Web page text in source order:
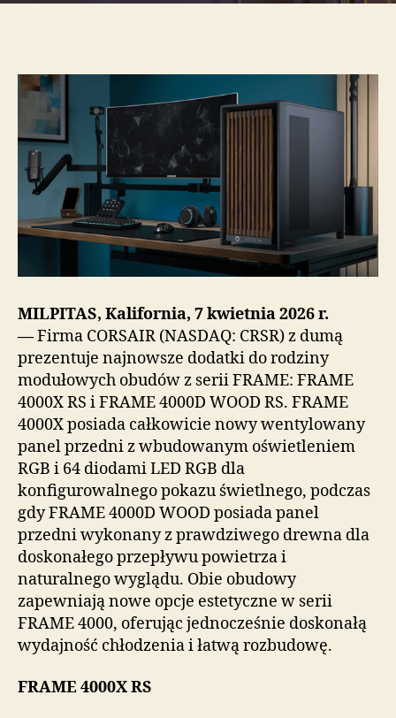
MILPITAS, Kalifornia, 7 kwietnia 2026 r.
—Firma CORSAIR (NASDAQ: CRSR) z dumą
prezentuje najnowsze dodatki do rodziny
modułowych obudów z serii FRAME: FRAME
4000X RS i FRAME 4000D WOOD RS. FRAME
4000X posiada całkowicie nowy wentylowany
panel przedni z wbudowanym oświetleniem
RGB i 64 diodami LED RGB dla
konfigurowalnego pokazu świetlnego, podczas
gdy FRAME 4000D WOOD posiada panel
przedni wykonany z prawdziwego drewna dla
doskonałego przepływu powietrza i
naturalnego wyglądu. Obie obudowy
zapewniają nowe opcje estetyczne w serii
FRAME 4000, oferując jednocześnie doskonałą
wydajność chłodzenia i łatwą rozbudowę.
FRAME 4000X RS